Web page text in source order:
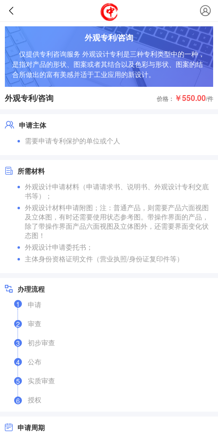
外观专利/咨询
仅提供专利咨询服务 外观设计专利是三种专利类型中的一种，
是指对产品的形状、图案或者其结合以及色彩与形状、图案的结
合所做出的富有美感并适于工业应用的新设计。
外观专利/咨询 价格： ￥550.00/件
申请主体
需要申请专利保护的单位或个人
所需材料
外观设计申请材料（申请请求书、说明书、外观设计专利交底
书等）；
外观设计材料申请附图；注：普通产品，则需要产品六面视图
及立体图，有时还需要使用状态参考图。带操作界面的产品，
除了带操作界面产品六面视图及立体图外，还需要界面变化状
态图！
外观设计申请委托书；
主体身份资格证明文件（营业执照/身份证复印件等）
办理流程
1
申请
2
审查
3
初步审查
4
公布
5
实质审查
6 授权
申请周期